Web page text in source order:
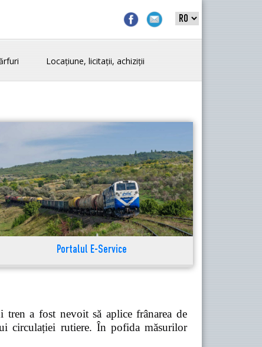
Locațiune, licitații, achiziții
Portalul E-Service
a fost nevoit să aplice frânarea de
circulației rutiere. În pofida măsurilor